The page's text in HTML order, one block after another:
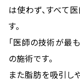
は使わず、すべて
す。
「医師の技術が最
の施術です。
また脂肪を吸引しや